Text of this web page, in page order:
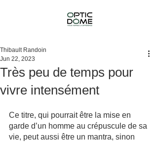
Très peu de temps pour
vivre intensément
Thibault Randoin
Jun 22, 2023
Ce titre, qui pourrait être la mise en
garde d’un homme au crépuscule de sa
vie, peut aussi être un mantra, sinon